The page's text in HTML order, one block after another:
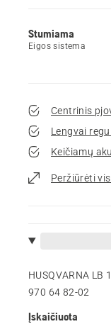
Stumiama
Eigos sistema
Centrinis
Lengvai
Keičiamų
Peržiūrėti
HUSQVARNA
970 64 82‑02
Įskaičiuota